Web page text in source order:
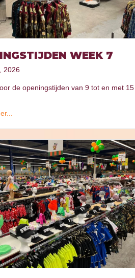
WEEK 7
2026
de openingstijden van 9 tot en met 15